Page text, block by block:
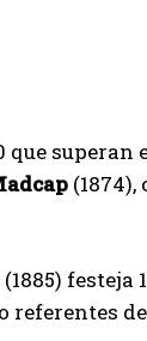
superan
(1885) festeja
referentes